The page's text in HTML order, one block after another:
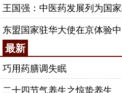
王国强：中医药发展列为国
东盟国家驻华大使在京体验
最新
巧用药膳调失眠
二十四节气养生之惊蛰养生